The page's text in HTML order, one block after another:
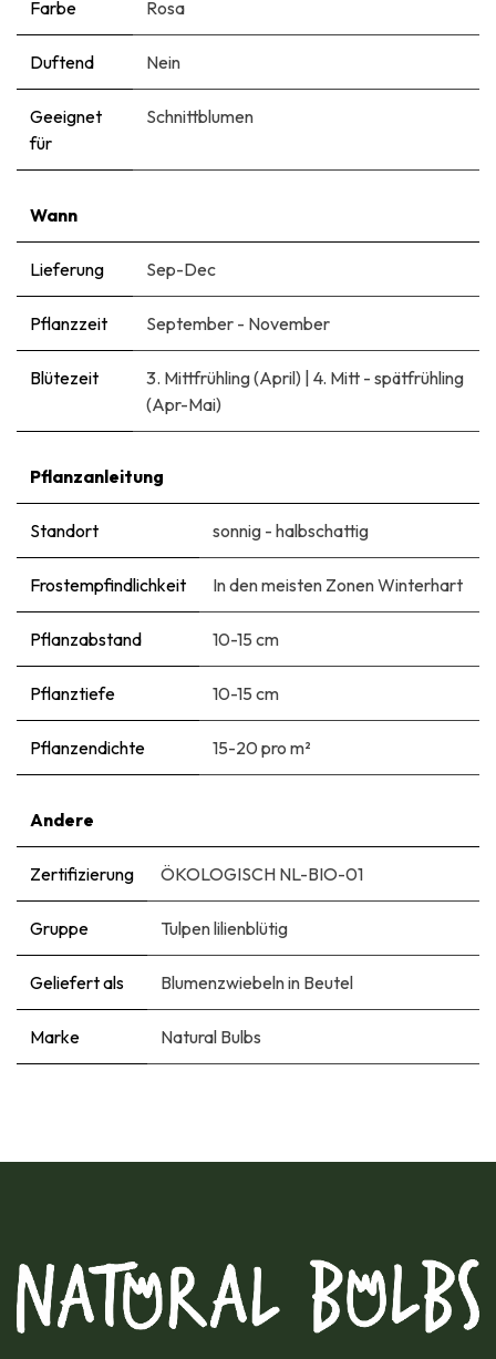
Farbe Rosa
Duftend Nein
Geeignet
für
Schnittblumen
Wann
Lieferung Sep-Dec
Pflanzzeit September - November
Blütezeit 3. Mittfrühling (April) | 4. Mitt - spätfrühling
(Apr-Mai)
Pflanzanleitung
Standort sonnig - halbschattig
Frostempfindlichkeit In den meisten Zonen Winterhart
Pflanzabstand 10-15 cm
Pflanztiefe 10-15 cm
Pflanzendichte 15-20 pro m²
Andere
Zertifizierung ÖKOLOGISCH NL-BIO-01
Gruppe Tulpen lilienblütig
Geliefert als Blumenzwiebeln in Beutel
Marke Natural Bulbs